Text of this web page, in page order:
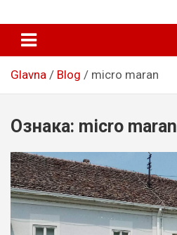
Glavna Blog micro maran
Ознака: micro maran